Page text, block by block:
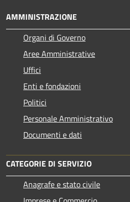
AMMINISTRAZIONE
Organi di Governo
Aree Amministrative
Uffici
Enti e fondazioni
Politici
Personale Amministrativo
Documenti e dati
CATEGORIE DI SERVIZIO
Anagrafe e stato civile